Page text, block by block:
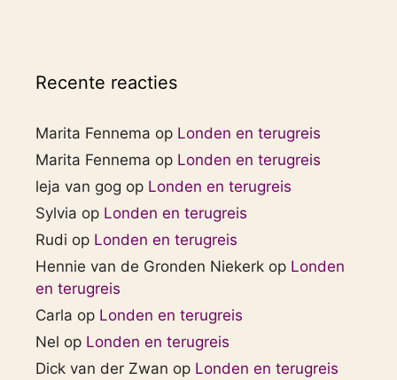
Recente reacties
Marita Fennema op Londen en terugreis
Marita Fennema op Londen en terugreis
leja van gog op Londen en terugreis
Sylvia op Londen en terugreis
Rudi op Londen en terugreis
Hennie van de Gronden Niekerk op Londen
en terugreis
Carla op Londen en terugreis
Nel op Londen en terugreis
Dick van der Zwan op Londen en terugreis